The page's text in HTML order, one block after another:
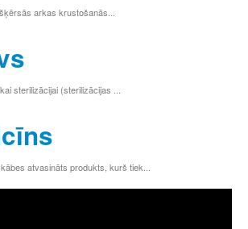
arkas krustošanās...
sterilizācijai (sterilizācijas ...
atvasināts produkts, kurš tiek...